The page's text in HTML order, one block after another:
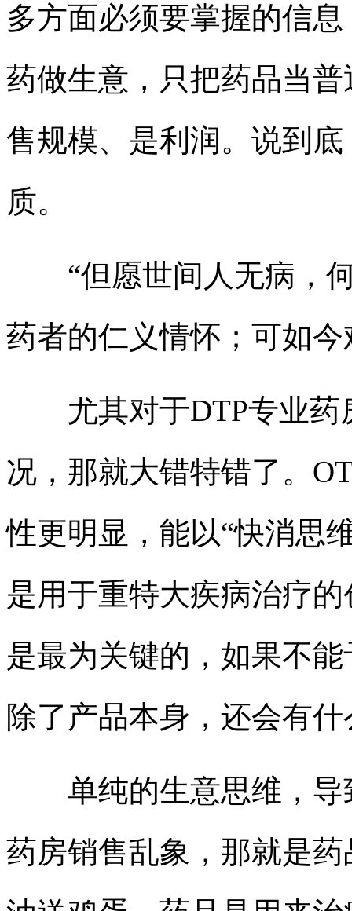
多方面必须要掌握的信
药做生意，只把药品当
售规模、是利润。说到
质。
“但愿世间人无病，何
药者的仁义情怀；可如
尤其对于DTP专业药
况，那就大错特错了。
性更明显，能以“快消思
是用于重特大疾病治疗
是最为关键的，如果不
除了产品本身，还会有
单纯的生意思维，导
药房销售乱象，那就是